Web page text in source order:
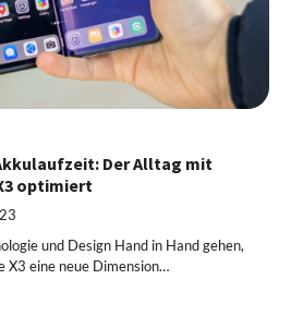
Der Alltag mit
optimiert
und Design Hand in Hand gehen,
X3 eine neue Dimension…